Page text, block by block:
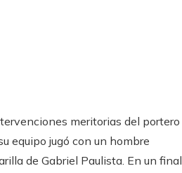
meritorias del portero
equipo jugó con un hombre
de Gabriel Paulista. En un final